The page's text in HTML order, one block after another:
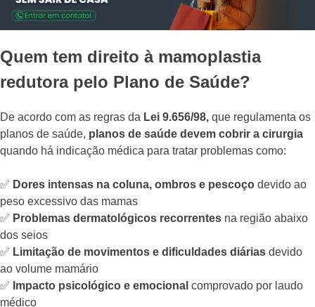
Quem tem direito à mamoplastia
redutora pelo Plano de Saúde?
De acordo com as regras da Lei 9.656/98, que regulamenta os
planos de saúde, planos de saúde devem cobrir a cirurgia
quando há indicação médica para tratar problemas como:
✅ Dores intensas na coluna, ombros e pescoço devido ao
peso excessivo das mamas
✅ Problemas dermatológicos recorrentes na região abaixo
dos seios
✅ Limitação de movimentos e dificuldades diárias devido
ao volume mamário
✅ Impacto psicológico e emocional comprovado por laudo
médico